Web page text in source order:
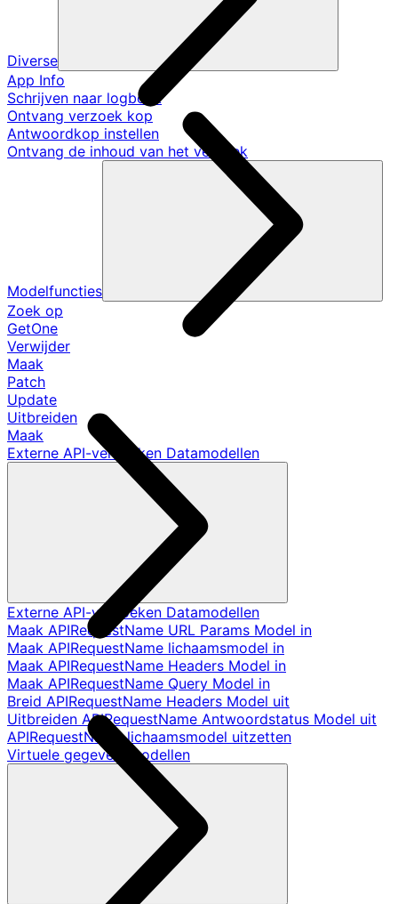
Diverse
App Info
Schrijven naar logboek
Ontvang verzoek kop
Antwoordkop instellen
Ontvang de inhoud van het verzoek
Modelfuncties
Zoek op
GetOne
Verwijder
Maak
Patch
Update
Uitbreiden
Maak
Externe API-verzoeken Datamodellen
Externe API-verzoeken Datamodellen
Maak APIRequestName URL Params Model in
Maak APIRequestName lichaamsmodel in
Maak APIRequestName Headers Model in
Maak APIRequestName Query Model in
Breid APIRequestName Headers Model uit
Uitbreiden APIRequestName Antwoordstatus Model uit
APIRequestName lichaamsmodel uitzetten
Virtuele gegevensmodellen